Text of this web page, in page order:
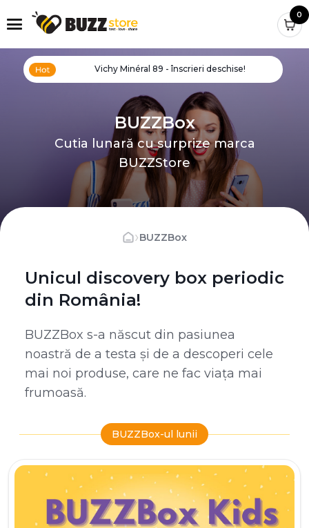
0
Vichy Minéral 89 - înscrieri deschise!
BUZZBox
Cutia lunară cu surprize marca
BUZZStore
›BUZZBox
Unicul discovery box periodic
din România!
BUZZBox s-a născut din pasiunea
noastră de a testa și de a descoperi cele
mai noi produse, care ne fac viața mai
frumoasă.
BUZZBox-ul lunii